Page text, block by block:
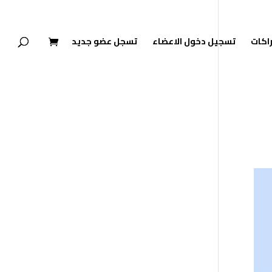
تسجيل دخول الاعضاء تسجل عضو جديد